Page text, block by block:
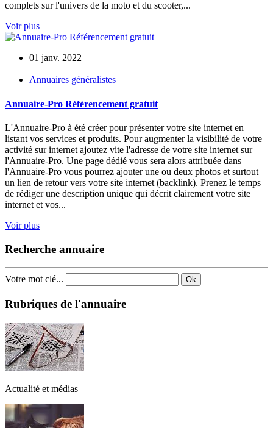
complets sur l'univers de la moto et du scooter,...
Voir plus
01 janv. 2022
Annuaires généralistes
Annuaire-Pro Référencement gratuit
L'Annuaire-Pro à été créer pour présenter votre site internet en
listant vos services et produits. Pour augmenter la visibilité de votre
activité sur internet ajoutez vite l'adresse de votre site internet sur
l'Annuaire-Pro. Une page dédié vous sera alors attribuée dans
l'Annuaire-Pro vous pourrez ajouter une ou deux photos et surtout
un lien de retour vers votre site internet (backlink). Prenez le temps
de rédiger une description unique qui décrit clairement votre site
internet et vos...
Voir plus
Recherche annuaire
Votre mot clé... Ok
Rubriques de l'annuaire
Actualité et médias